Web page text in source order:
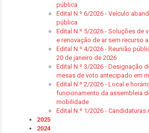
pública
Edital N.º 6/2026 - Veículo
pública
Edital N.º 5/2026 - Soluções de
e renovação de ar sem recurso
Edital N.º 4/2026 - Reunião
20 de janeiro de 2026
Edital N.º 3/2026 - Designação
mesas de voto antecipado em
Edital N.º 2/2026 - Local e
funcionamento da assembleia
mobilidade
Edital N.º 1/2026 -
2025
2024